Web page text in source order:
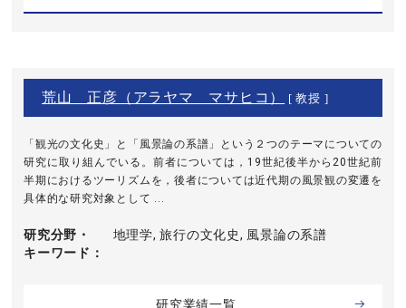
荒山 正彦（アラヤマ マサヒコ） [ 教授 ]
「観光の文化史」と「風景論の系譜」という２つのテーマについての
研究に取り組んでいる。前者については，19世紀後半から20世紀前
半期におけるツーリズムを，後者については近代期の風景観の変遷を
具体的な研究対象として ...
研究分野・
キーワード
地理学, 旅行の文化史, 風景論の系譜
研究業績一覧